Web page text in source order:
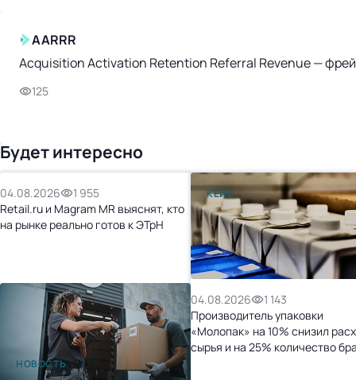
AARRR
Acquisition Activation Retention Referral Revenue —
125
Будет интересно
НОВОСТЬ
04.08.2026
1 955
Retail.ru и Magram MR выяснят, кто
на рынке реально готов к ЭТрН
КЕЙС
04.08.2026
1 143
Производитель упаковки
«Молопак» на 10% снизил
сырья и на 25% количество